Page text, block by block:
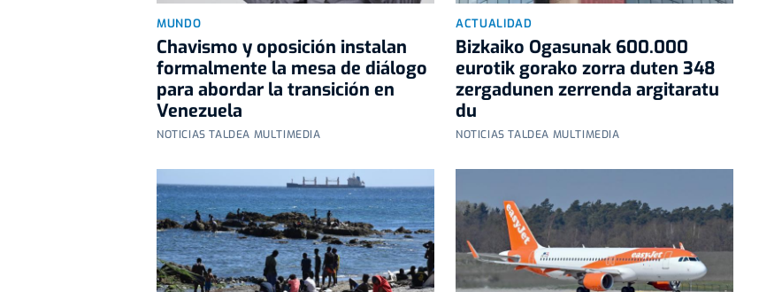
MUNDO
Chavismo y oposición instalan
formalmente la mesa de diálogo
para abordar la transición en
Venezuela
NOTICIAS TALDEA MULTIMEDIA
ACTUALIDAD
Bizkaiko Ogasunak 600.000
eurotik gorako zorra duten 348
zergadunen zerrenda argitaratu
du
NOTICIAS TALDEA MULTIMEDIA